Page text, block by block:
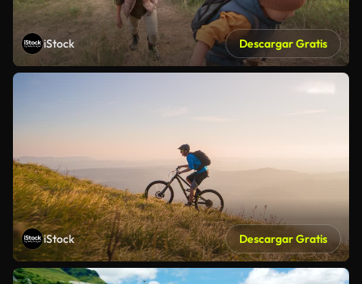
iStock Descargar Gratis
iStock Descargar Gratis